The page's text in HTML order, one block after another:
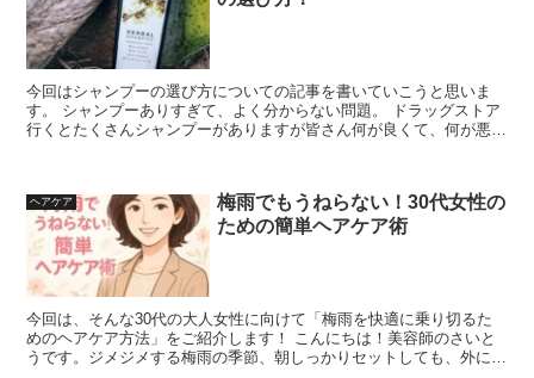
今回はシャンプーの選び方についての記事を書いていこうと思いま
す。 シャンプーありすぎて、よく分からない問題。 ドラッグストア
行くとたくさんシャンプーがありますが皆さん何が良くて、何が悪い
ヘアケア
梅雨でもうねらない！30代女性の
ための簡単ヘアケア術
今回は、そんな30代の大人女性に向けて「梅雨を快適に乗り切るた
めのヘアケア方法」をご紹介します！ こんにちは！美容師のさいと
うです。ジメジメする梅雨の季節、朝しっかりセットしても、外に出